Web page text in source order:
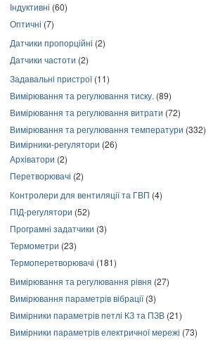
Індуктивні (60)
Оптичні (7)
Датчики пропорційні (2)
Датчики частоти (2)
Задавальні пристрої(11)
Вимірювання та регулювання тиску. (89)
Вимірювання та регулювання витрати (72)
Вимірювання та регулювання температури (332)
Вимірники-регулятори (26)
Архіватори (2)
Перетворювачі (2)
Контролери для вентиляції та ГВП (4)
ПІД-регулятори (52)
Програмні задатчики (3)
Термометри (23)
Термоперетворювачі (181)
Вимірювання та регулювання рівня (27)
Вимірювання параметрів вібрації(3)
Вимірники параметрів петлі КЗ та ПЗВ (21)
Вимірники параметрів електричної мережі (73)